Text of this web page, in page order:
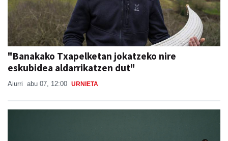
"Banakako Txapelketan jokatzeko nire
eskubidea aldarrikatzen dut"
Aiurri abu 07, 12:00 URNIETA